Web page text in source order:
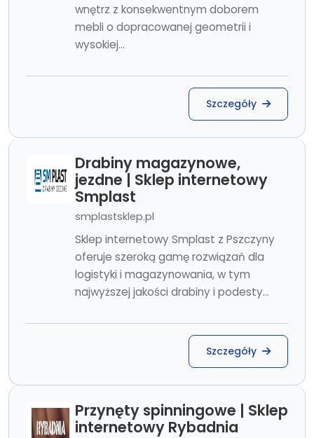
wnętrz z konsekwentnym doborem
mebli o dopracowanej geometrii i
wysokiej...
Szczegóły
Drabiny magazynowe,
jezdne | Sklep internetowy
Smplast
smplastsklep.pl
Sklep internetowy Smplast z Pszczyny
oferuje szeroką gamę rozwiązań dla
logistyki i magazynowania, w tym
najwyższej jakości drabiny i podesty...
Szczegóły
Przynęty spinningowe | Sklep
internetowy Rybadnia